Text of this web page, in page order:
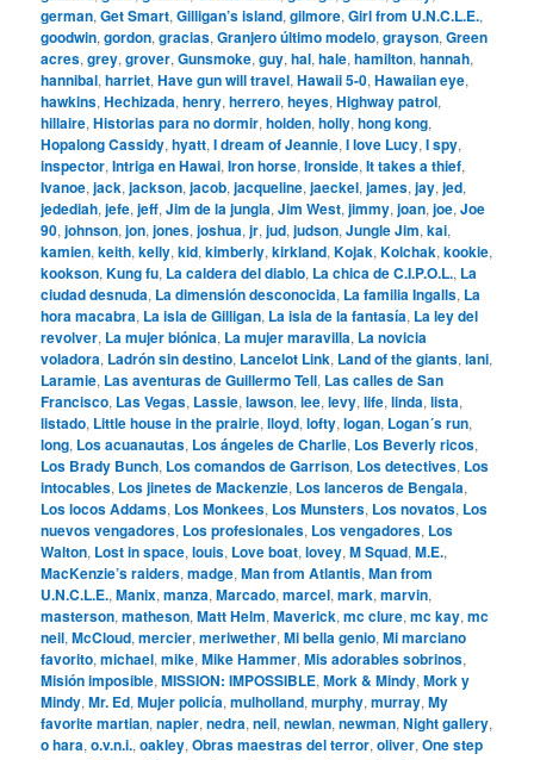
german,Get Smart,Gilligan’s island,gilmore,Girl from U.N.C.L.E.,
goodwin,gordon,gracias,Granjero último modelo,grayson,Green
acres,grey,grover,Gunsmoke,guy,hal,hale,hamilton,hannah,
hannibal,harriet,Have gun will travel,Hawaii 5-0,Hawaiian eye,
hawkins,Hechizada,henry,herrero,heyes,Highway patrol,
hillaire,Historias para no dormir,holden,holly,hong kong,
Hopalong Cassidy,hyatt,I dream of Jeannie,I love Lucy,I spy,
inspector,Intriga en Hawai,Iron horse,Ironside,It takes a thief,
Ivanoe,jack,jackson,jacob,jacqueline,jaeckel,james,jay,jed,
jedediah,jefe,jeff,Jim de la jungla,Jim West,jimmy,joan,joe,Joe
90,johnson,jon,jones,joshua,jr,jud,judson,Jungle Jim,kai,
kamien,keith,kelly,kid,kimberly,kirkland,Kojak,Kolchak,kookie,
kookson,Kung fu, La caldera del diablo, La chica de C.I.P.O.L., La
ciudad desnuda, La dimensión desconocida, La familia Ingalls, La
hora macabra, La isla de Gilligan, La isla de la fantasía, La ley del
revolver, La mujer biónica, La mujer maravilla, La novicia
voladora, Ladrón sin destino, Lancelot Link, Land of the giants,lani,
Laramie, Las aventuras de Guillermo Tell, Las calles de San
Francisco, Las Vegas, Lassie,lawson,lee,levy,life,linda,lista,
listado, Little house in the prairie,lloyd,lofty,logan, Logan´s run,
long, Los acuanautas, Los ángeles de Charlie, Los Beverly ricos,
Los Brady Bunch, Los comandos de Garrison, Los detectives, Los
intocables, Los jinetes de Mackenzie, Los lanceros de Bengala,
Los locos Addams, Los Monkees, Los Munsters, Los novatos, Los
nuevos vengadores, Los profesionales, Los vengadores, Los
Walton, Lost in space,louis, Love boat,lovey,M Squad,M.E.,
MacKenzie’s raiders,madge,Man from Atlantis,Man from
U.N.C.L.E.,Manix,manza,Marcado,marcel,mark,marvin,
masterson,matheson,Matt Helm,Maverick,mc clure,mc kay,mc
neil,McCloud,mercier,meriwether,Mi bella genio,Mi marciano
favorito,michael,mike,Mike Hammer,Mis adorables sobrinos,
Misión imposible,MISSION: IMPOSSIBLE,Mork & Mindy,Mork y
Mindy,Mr. Ed,Mujer policía,mulholland,murphy,murray,My
favorite martian,napier,nedra,neil,newlan,newman,Night gallery,
o hara,o.v.n.i.,oakley,Obras maestras del terror,oliver,One step